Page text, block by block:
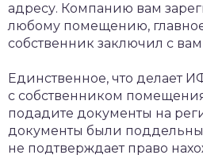
адресу. Компанию вам
любому помещению, главное
собственник заключил с
Единственное, что делает
с собственником
подадите документы на
документы были
не подтверждает право